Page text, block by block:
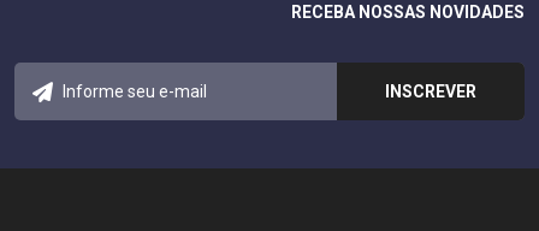
RECEBA NOSSAS NOVIDADES